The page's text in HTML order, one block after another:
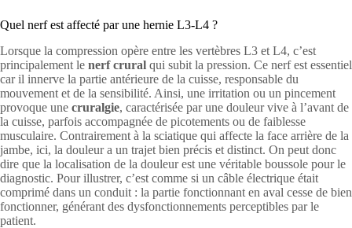
Quel nerf est affecté par une hernie L3-L4 ?
Lorsque la compression opère entre les vertèbres L3 et L4, c’est
principalement le nerf crural qui subit la pression. Ce nerf est essentiel
car il innerve la partie antérieure de la cuisse, responsable du
mouvement et de la sensibilité. Ainsi, une irritation ou un pincement
provoque une cruralgie, caractérisée par une douleur vive à l’avant de
la cuisse, parfois accompagnée de picotements ou de faiblesse
musculaire. Contrairement à la sciatique qui affecte la face arrière de la
jambe, ici, la douleur a un trajet bien précis et distinct. On peut donc
dire que la localisation de la douleur est une véritable boussole pour le
diagnostic. Pour illustrer, c’est comme si un câble électrique était
comprimé dans un conduit : la partie fonctionnant en aval cesse de bien
fonctionner, générant des dysfonctionnements perceptibles par le
patient.